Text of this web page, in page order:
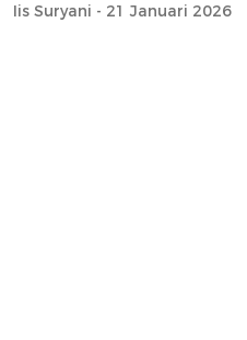
Iis Suryani - 21 Januari 2026